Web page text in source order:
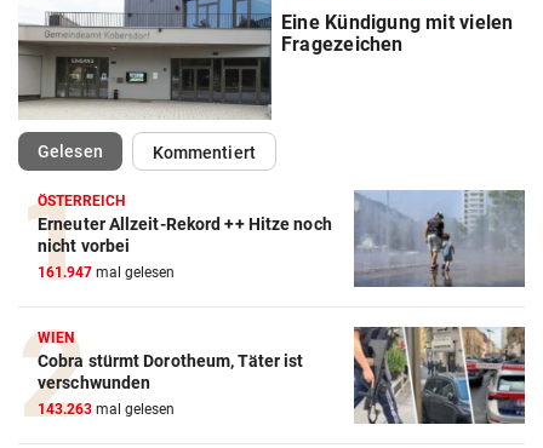
Eine Kündigung mit vielen
Fragezeichen
Gelesen(ausgewählt)Kommentiert
ÖSTERREICH
Erneuter Allzeit-Rekord ++ Hitze noch
nicht vorbei
161.947 mal gelesen
WIEN
Cobra stürmt Dorotheum, Täter ist
verschwunden
143.263 mal gelesen